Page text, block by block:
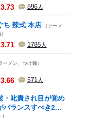
3.73 896人
ち 辣式 本店 （ラーメ
3.71 1785人
ーメン、つけ麺）
3.66 571人
・叱責され目が覚め
バランスすべき2